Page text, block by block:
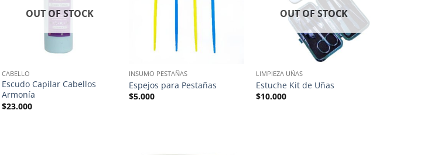
OUT OF STOCK
CABELLO
Escudo Capilar Cabellos
Armonía
$23.000
INSUMO PESTAÑAS
Espejos para Pestañas
$5.000
OUT OF STOCK
LIMPIEZA UÑAS
Estuche Kit de Uñas
$10.000